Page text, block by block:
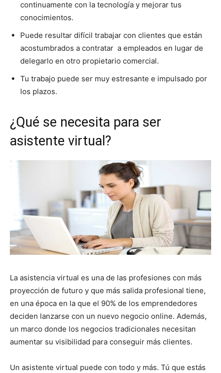
continuamente con la tecnología y mejorar tus
conocimientos.
Puede resultar difícil trabajar con clientes que están
acostumbrados a contratar a empleados en lugar de
delegarlo en otro propietario comercial.
Tu trabajo puede ser muy estresante e impulsado por
los plazos.
¿Qué se necesita para ser
asistente virtual?
La asistencia virtual es una de las profesiones con más
proyección de futuro y que más salida profesional tiene,
en una época en la que el 90% de los emprendedores
deciden lanzarse con un nuevo negocio online. Además,
un marco donde los negocios tradicionales necesitan
aumentar su visibilidad para conseguir más clientes.
Un asistente virtual puede con todo y más. Tú que estás